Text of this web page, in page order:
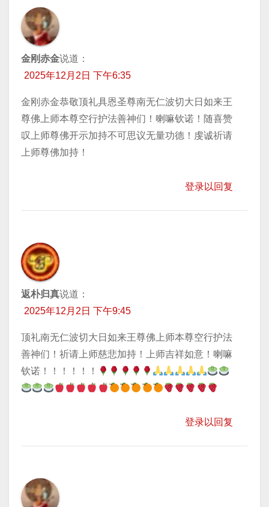
金刚赤金说道：
2025年12月2日 下午6:35
金刚赤金恭敬顶礼具恩圣尊南无仁波切大日如来王
尊佛上师本尊空行护法善神们！喇嘛钦诺！随喜赞
叹上师尊佛开示加持不可思议无量功德！虔诚祈请
上师尊佛加持！
登录以回复
返朴归真说道：
2025年12月2日 下午9:45
顶礼南无仁波切大日如来王尊佛上师本尊空行护法
善神们！祈请上师慈悲加持！上师吉祥如意！喇嘛
钦诺！！！！！！
登录以回复